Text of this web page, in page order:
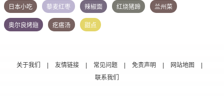
日本小吃 藜麦红枣 辣椒面 红烧猪蹄 兰州菜
奥尔良烤翅 疙瘩汤 甜点
关于我们 | 友情链接 | 常见问题 | 免责声明 | 网站地图
|
联系我们